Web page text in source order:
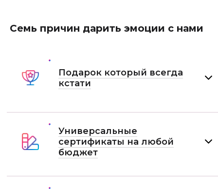
Семь причин дарить эмоции с нами
Подарок который всегда
кстати
Универсальные
сертификаты на любой
бюджет